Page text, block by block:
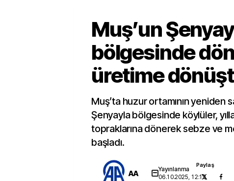
Muş’un
bölgesinde
üretime
Muş’ta huzur ortamının yeniden
Şenyayla bölgesinde köylüler,
topraklarına dönerek sebze ve
başladı.
AA
Yayınlanma
06.10.2025, 12:13
Paylaş